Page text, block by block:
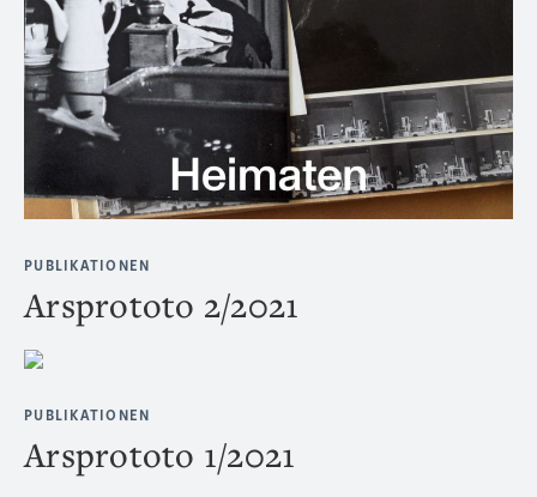
PUBLIKATIONEN
Arsprototo 2/2021
PUBLIKATIONEN
Arsprototo 1/2021